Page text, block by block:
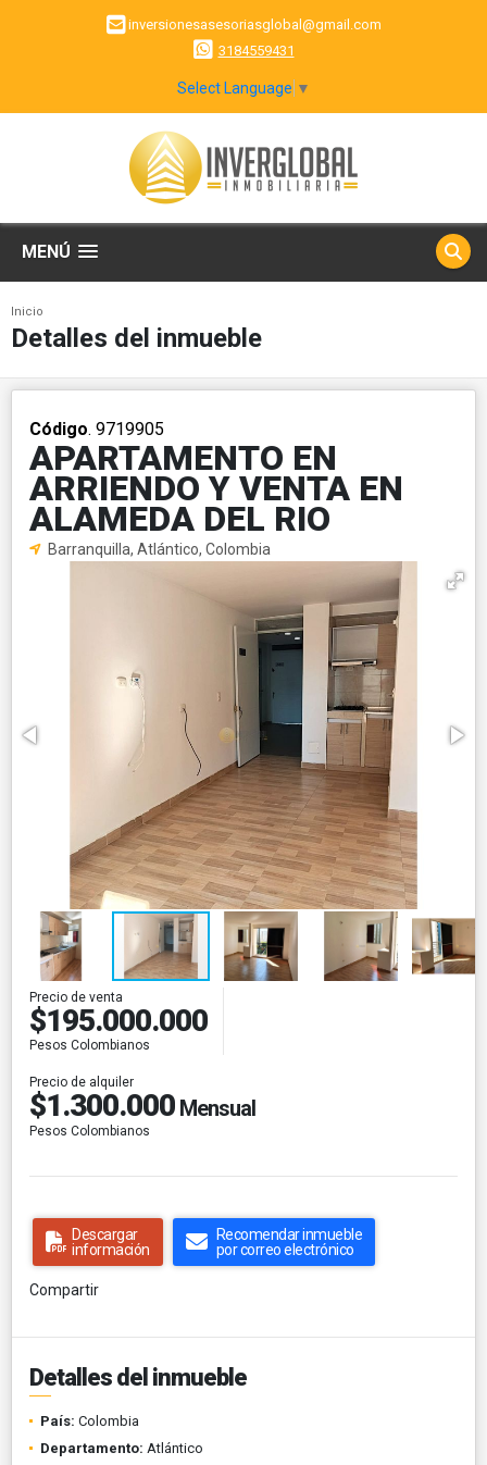
inversionesasesoriasglobal@gmail.com
3184559431
Select Language ▼
MENÚ
Inicio
Detalles del inmueble
Código. 9719905
APARTAMENTO EN
ARRIENDO Y VENTA EN
ALAMEDA DEL RIO
Barranquilla, Atlántico, Colombia
Precio de venta
$195.000.000
Pesos Colombianos
Precio de alquiler
$1.300.000 Mensual
Pesos Colombianos
Descargar
información
Recomendar inmueble
por correo electrónico
Compartir
Detalles del inmueble
País: Colombia
Departamento: Atlántico